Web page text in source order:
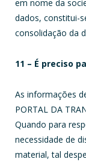
em nome da
dados, constitui-
consolidação da
11 – É preciso
As informações
PORTAL DA
Quando para
necessidade de
material, tal